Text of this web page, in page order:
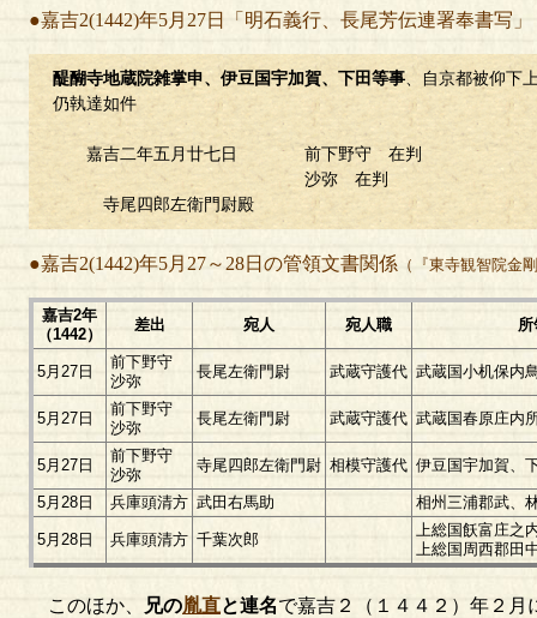
●嘉吉2(1442)年5月27日「明石義行、長尾芳伝連署奉書写」
醍醐寺地蔵院雑掌申、伊豆国宇加賀、下田等事、自京都被仰下
仍執達如件
嘉吉二年五月廿七日 前下野守 在判
沙弥 在判
寺尾四郎左衛門尉殿
●嘉吉2(1442)年5月27～28日の管領文書関係 （『東寺観智院金
嘉吉2年
（1442）
差出 宛人 宛人職 所
5月27日
前下野守
沙弥
長尾左衛門尉 武蔵守護代 武蔵国小机保内
5月27日
前下野守
沙弥
長尾左衛門尉 武蔵守護代 武蔵国春原庄内
5月27日
前下野守
沙弥
寺尾四郎左衛門尉 相模守護代 伊豆国宇加賀、
5月28日 兵庫頭清方 武田右馬助 相州三浦郡武、
5月28日 兵庫頭清方 千葉次郎
上総国飫富庄之
上総国周西郡田
このほか、 兄の胤直と連名で嘉吉２（１４４２）年２月